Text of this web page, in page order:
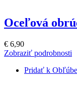
Oceľová
€ 6,90
Zobraziť podrobnosti
Pridať k